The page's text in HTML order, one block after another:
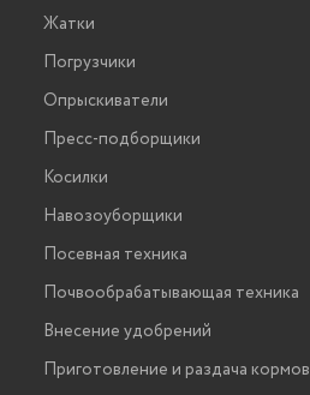
Жатки
Погрузчики
Опрыскиватели
Пресс-подборщики
Косилки
Навозоуборщики
Посевная техника
Почвообрабатывающая техника
Внесение удобрений
Приготовление и раздача кормов